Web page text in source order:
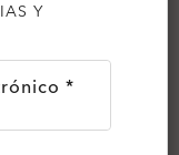
Y
*